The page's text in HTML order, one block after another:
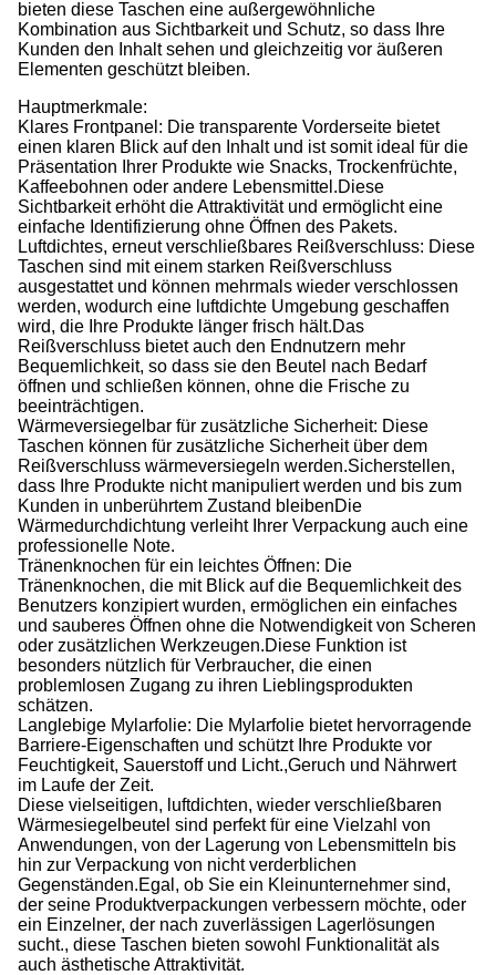
bieten diese Taschen eine außergewöhnliche
Kombination aus Sichtbarkeit und Schutz, so dass Ihre
Kunden den Inhalt sehen und gleichzeitig vor äußeren
Elementen geschützt bleiben.
Hauptmerkmale:
Klares Frontpanel: Die transparente Vorderseite bietet
einen klaren Blick auf den Inhalt und ist somit ideal für die
Präsentation Ihrer Produkte wie Snacks, Trockenfrüchte,
Kaffeebohnen oder andere Lebensmittel.Diese
Sichtbarkeit erhöht die Attraktivität und ermöglicht eine
einfache Identifizierung ohne Öffnen des Pakets.
Luftdichtes, erneut verschließbares Reißverschluss: Diese
Taschen sind mit einem starken Reißverschluss
ausgestattet und können mehrmals wieder verschlossen
werden, wodurch eine luftdichte Umgebung geschaffen
wird, die Ihre Produkte länger frisch hält.Das
Reißverschluss bietet auch den Endnutzern mehr
Bequemlichkeit, so dass sie den Beutel nach Bedarf
öffnen und schließen können, ohne die Frische zu
beeinträchtigen.
Wärmeversiegelbar für zusätzliche Sicherheit: Diese
Taschen können für zusätzliche Sicherheit über dem
Reißverschluss wärmeversiegeln werden.Sicherstellen,
dass Ihre Produkte nicht manipuliert werden und bis zum
Kunden in unberührtem Zustand bleibenDie
Wärmedurchdichtung verleiht Ihrer Verpackung auch eine
professionelle Note.
Tränenknochen für ein leichtes Öffnen: Die
Tränenknochen, die mit Blick auf die Bequemlichkeit des
Benutzers konzipiert wurden, ermöglichen ein einfaches
und sauberes Öffnen ohne die Notwendigkeit von Scheren
oder zusätzlichen Werkzeugen.Diese Funktion ist
besonders nützlich für Verbraucher, die einen
problemlosen Zugang zu ihren Lieblingsprodukten
schätzen.
Langlebige Mylarfolie: Die Mylarfolie bietet hervorragende
Barriere-Eigenschaften und schützt Ihre Produkte vor
Feuchtigkeit, Sauerstoff und Licht.,Geruch und Nährwert
im Laufe der Zeit.
Diese vielseitigen, luftdichten, wieder verschließbaren
Wärmesiegelbeutel sind perfekt für eine Vielzahl von
Anwendungen, von der Lagerung von Lebensmitteln bis
hin zur Verpackung von nicht verderblichen
Gegenständen.Egal, ob Sie ein Kleinunternehmer sind,
der seine Produktverpackungen verbessern möchte, oder
ein Einzelner, der nach zuverlässigen Lagerlösungen
sucht., diese Taschen bieten sowohl Funktionalität als
auch ästhetische Attraktivität.